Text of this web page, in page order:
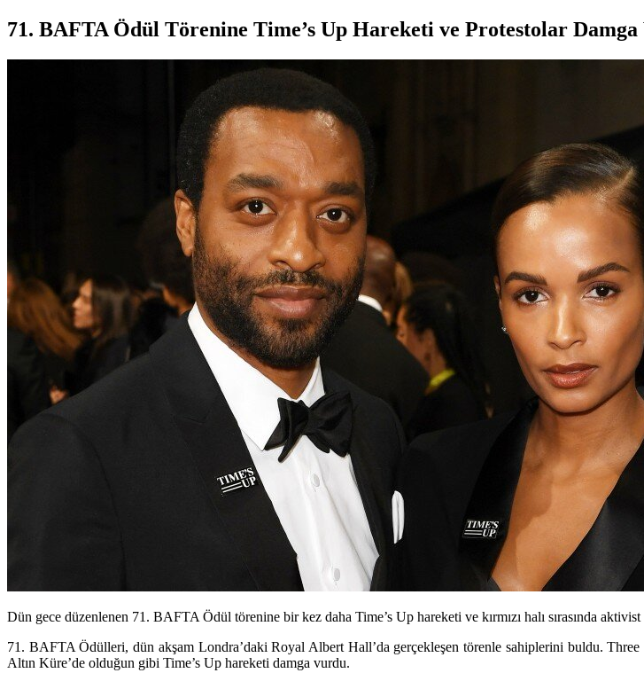
71. BAFTA Ödül Törenine Time’s Up Hareketi ve Protestolar
Dün gece düzenlenen 71. BAFTA Ödül törenine bir kez daha Time’s Up hareketi ve kırmızı halı sırasında
71. BAFTA Ödülleri, dün akşam Londra’daki Royal Albert Hall’da gerçekleşen törenle sahiplerini buldu.
Altın Küre’de olduğun gibi Time’s Up hareketi damga vurdu.